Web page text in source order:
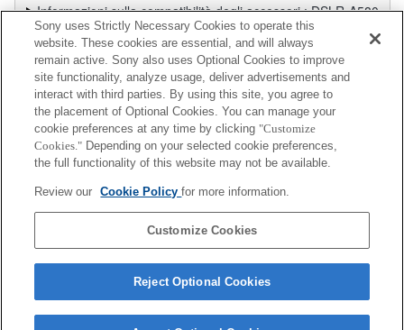
Informazioni sulla compatibilità degli accessori : DSLR-A580
Selettore obiettivi
Seleziona un obiettivo consigliato per le foto che desideri scattare
Supporto staffa
Completamente compatibile
VCT-55LH
Sony uses Strictly Necessary Cookies to operate this
website. These cookies are essential, and will always
remain active. Sony also uses Optional Cookies to improve
site functionality, analyze usage, deliver advertisements and
interact with third parties. By using this site, you agree to
the placement of Optional Cookies. You can manage your
cookie preferences at any time by clicking "Customize
Cookies." Depending on your selected cookie preferences,
the full functionality of this website may not be available.
Review our Cookie Policyfor more information.
Customize Cookies
Reject Optional Cookies